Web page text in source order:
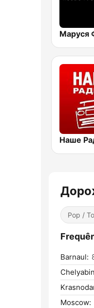
Маруся
Pop /
Barnaul:
Moscow: